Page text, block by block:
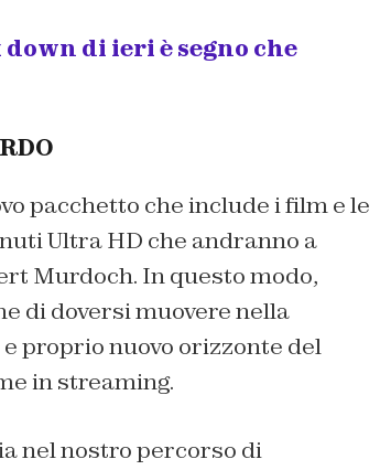
di ieri è segno che
pacchetto che include i film e le
Ultra HD che andranno a
Murdoch. In questo modo,
di doversi muovere nella
proprio nuovo orizzonte del
in streaming.
nel nostro percorso di